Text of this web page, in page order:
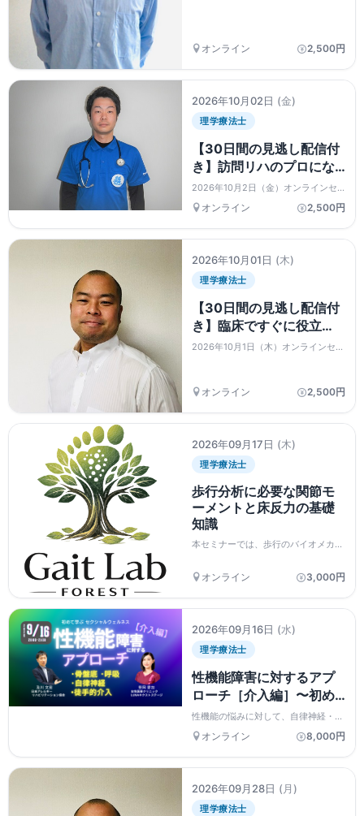
オンライン 2,500円
2026年10月02日 (金)
理学療法士
【30日間の見逃し配信付
き】訪問リハのプロにな
る第一歩！ 制度・スキ
ル・リスク管理を確実に
2026年10月2日（金）オンラインセ
ミナー
オンライン 2,500円
2026年10月01日 (木)
理学療法士
【30日間の見逃し配信付
き】臨床ですぐに役立
つ！高齢者の呼吸リハビ
2026年10月1日（木）オンラインセミ
オンライン 2,500円
2026年09月17日 (木)
理学療法士
歩行分析に必要な関節モ
ーメントと床反力の基礎
知識
本セミナーでは、歩行のバイオメカニ
ーで活躍されている春名弘一先生をお
オンライン 3,000円
2026年09月16日 (水)
理学療法士
性機能障害に対するアプ
ローチ［介入編］〜初め
て学ぶ「セクシャルウェ
ルネス理学療法」
性機能の悩みに対して、自律神経・呼
吸・姿勢・血流・身体機能に着目し、
性機能を全身機能として捉える理学療
基づきながら、呼吸機能への介入、姿
オンライン 8,000円
2026年09月28日 (月)
理学療法士